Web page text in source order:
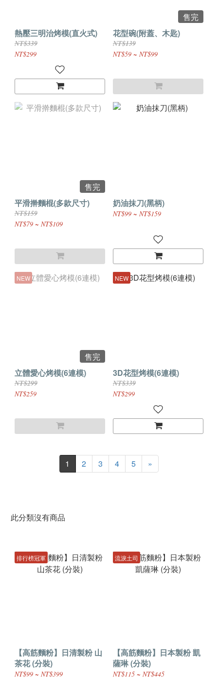
熱壓三明治烤模(直火式)
NT$339
NT$299
售完
花型碗(附蓋、木匙)
NT$139
NT$59 ~ NT$99
售完
平滑擀麵棍(多款尺寸)
NT$159
NT$79 ~ NT$109
奶油抹刀(黑柄)
NT$99 ~ NT$159
NEW
售完
立體愛心烤模(6連模)
NT$299
NT$259
NEW
3D花型烤模(6連模)
NT$339
NT$299
1 2 3 4 5 »
此分類沒有商品
排行榜冠軍
【高筋麵粉】日清製粉 山
茶花 (分裝)
NT$99 ~ NT$399
流淚土司
【高筋麵粉】日本製粉 凱
薩琳 (分裝)
NT$115 ~ NT$445